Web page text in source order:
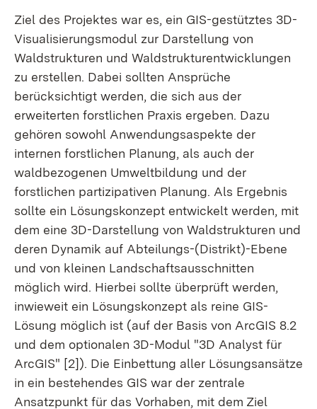
Ziel des Projektes war es, ein GIS-gestütztes 3D-
Visualisierungsmodul zur Darstellung von
Waldstrukturen und Waldstrukturentwicklungen
zu erstellen. Dabei sollten Ansprüche
berücksichtigt werden, die sich aus der
erweiterten forstlichen Praxis ergeben. Dazu
gehören sowohl Anwendungsaspekte der
internen forstlichen Planung, als auch der
waldbezogenen Umweltbildung und der
forstlichen partizipativen Planung. Als Ergebnis
sollte ein Lösungskonzept entwickelt werden, mit
dem eine 3D-Darstellung von Waldstrukturen und
deren Dynamik auf Abteilungs-(Distrikt)-Ebene
und von kleinen Landschaftsausschnitten
möglich wird. Hierbei sollte überprüft werden,
inwieweit ein Lösungskonzept als reine GIS-
Lösung möglich ist (auf der Basis von ArcGIS 8.2
und dem optionalen 3D-Modul "3D Analyst für
ArcGIS" [2]). Die Einbettung aller Lösungsansätze
in ein bestehendes GIS war der zentrale
Ansatzpunkt für das Vorhaben, mit dem Ziel